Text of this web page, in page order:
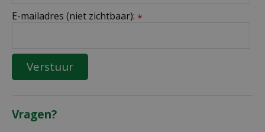
E-mailadres (niet zichtbaar): *
Vragen?